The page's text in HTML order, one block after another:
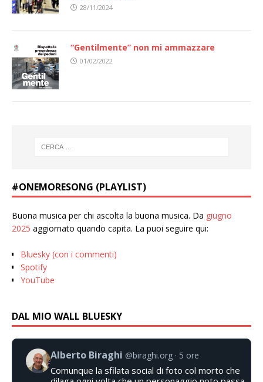
28/11/2024
“Gentilmente” non mi ammazzare
01/02/2022
#ONEMORESONG (PLAYLIST)
Buona musica per chi ascolta la buona musica. Da giugno
2025 aggiornato quando capita. La puoi seguire qui:
Bluesky (con i commenti)
Spotify
YouTube
DAL MIO WALL BLUESKY
Alberto Biraghi @biraghi.org 5 ore
Comunque la sfilata social di foto col morto che